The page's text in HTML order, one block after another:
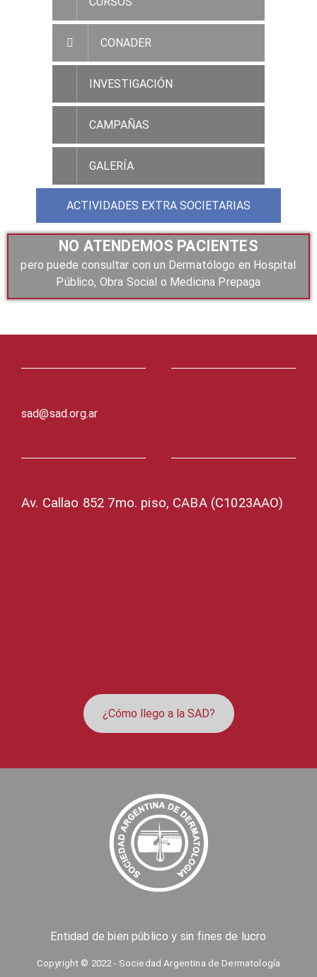
CONADER
INVESTIGACIÓN
CAMPAÑAS
GALERÍA
ACTIVIDADES EXTRA SOCIETARIAS
NO ATENDEMOS PACIENTES
pero puede consultar con un Dermatólogo en Hospital
Público, Obra Social o Medicina Prepaga
sad@sad.org.ar
Av. Callao 852 7mo. piso, CABA (C1023AAO)
¿Cómo llego a la SAD?
Entidad de bien público y sin fines de lucro
Copyright © 2022 - Sociedad Argentina de Dermatología